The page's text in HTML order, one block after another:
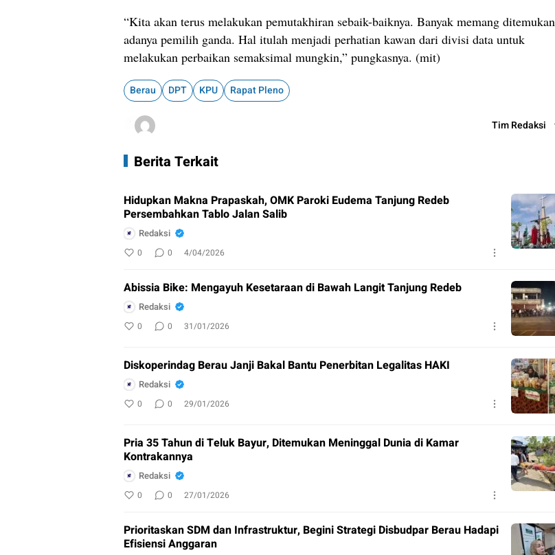
“Kita akan terus melakukan pemutakhiran sebaik-baiknya. Banyak memang ditemukan
adanya pemilih ganda. Hal itulah menjadi perhatian kawan dari divisi data untuk
melakukan perbaikan semaksimal mungkin,” pungkasnya. (mit)
Berau DPT KPU Rapat Pleno
Tim Redaksi
Berita Terkait
Hidupkan Makna Prapaskah, OMK Paroki Eudema Tanjung Redeb
Persembahkan Tablo Jalan Salib
Redaksi
0 0 4/04/2026
Abissia Bike: Mengayuh Kesetaraan di Bawah Langit Tanjung Redeb
Redaksi
0 0 31/01/2026
Diskoperindag Berau Janji Bakal Bantu Penerbitan Legalitas HAKI
Redaksi
0 0 29/01/2026
Pria 35 Tahun di Teluk Bayur, Ditemukan Meninggal Dunia di Kamar
Kontrakannya
Redaksi
0 0 27/01/2026
Prioritaskan SDM dan Infrastruktur, Begini Strategi Disbudpar Berau Hadapi
Efisiensi Anggaran